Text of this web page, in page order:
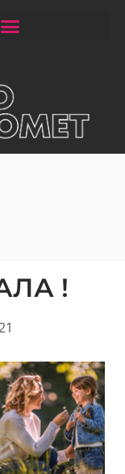
!